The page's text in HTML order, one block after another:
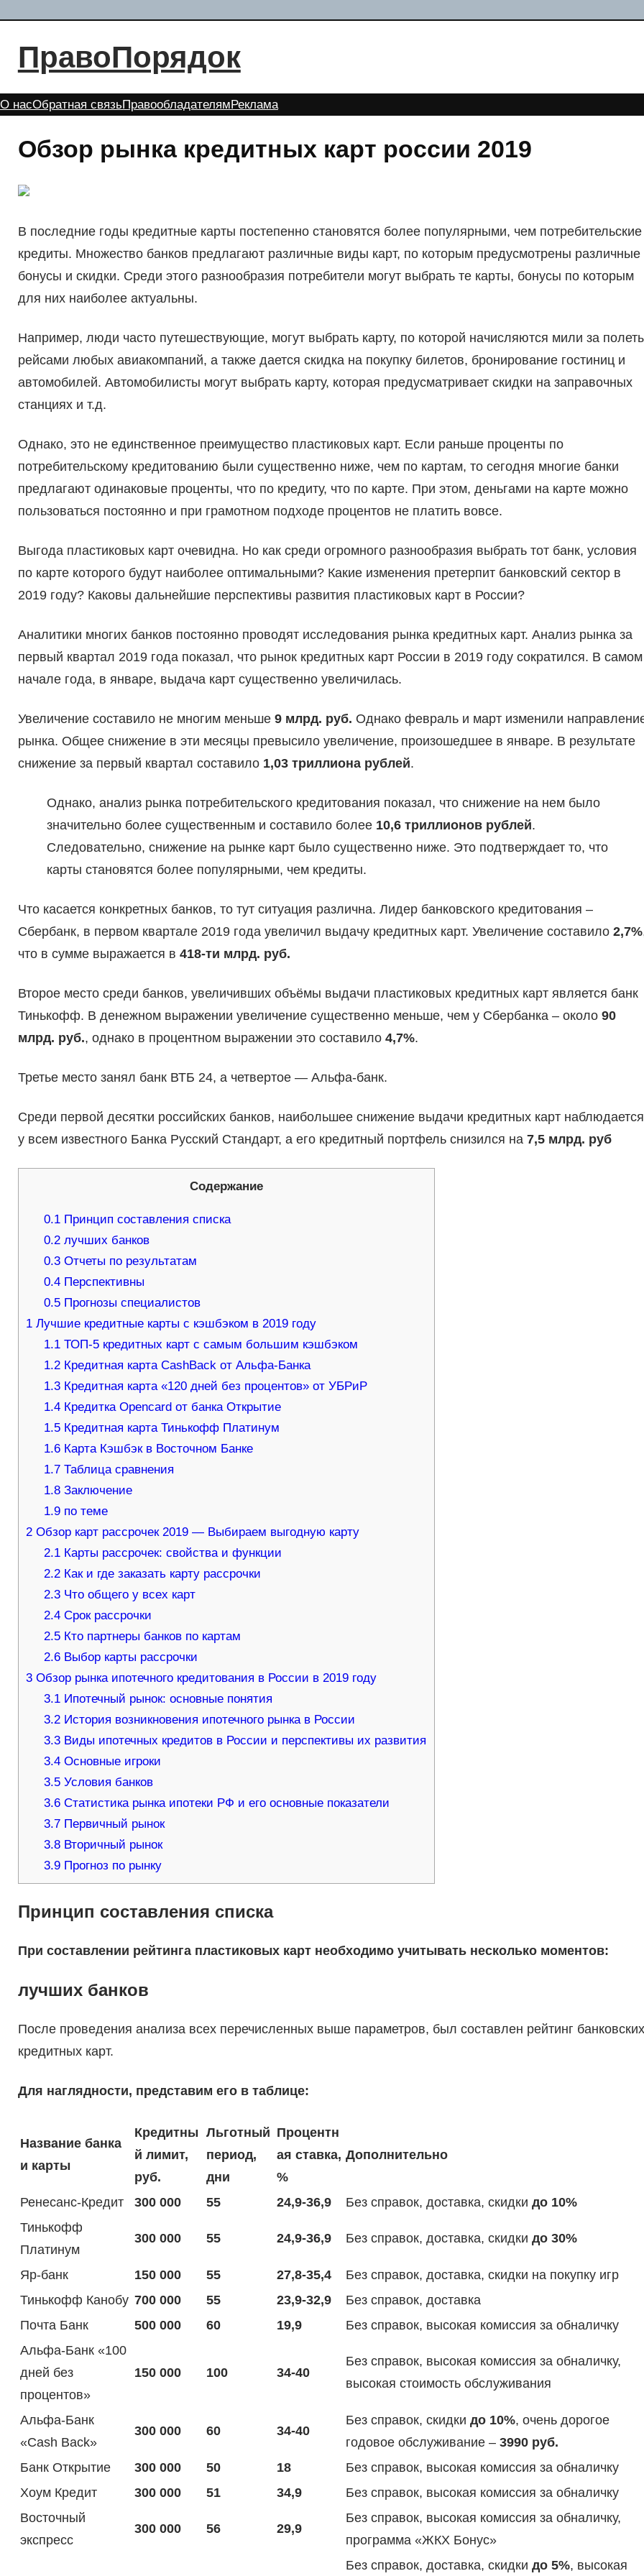
содержимому
ПравоПорядок
О насОбратная связьПравообладателям Реклама
Обзор рынка кредитных карт россии 2019
В последние годы кредитные карты постепенно становятся более популярными, чем потребительские
кредиты. Множество банков предлагают различные виды карт, по которым предусмотрены различные
бонусы и скидки. Среди этого разнообразия потребители могут выбрать те карты, бонусы по которым
для них наиболее актуальны.
Например, люди часто путешествующие, могут выбрать карту, по которой начисляются мили за
рейсами любых авиакомпаний, а также дается скидка на покупку билетов, бронирование гостиниц и
автомобилей. Автомобилисты могут выбрать карту, которая предусматривает скидки на заправочных
станциях и т.д.
Однако, это не единственное преимущество пластиковых карт. Если раньше проценты по
потребительскому кредитованию были существенно ниже, чем по картам, то сегодня многие банки
предлагают одинаковые проценты, что по кредиту, что по карте. При этом, деньгами на карте можно
пользоваться постоянно и при грамотном подходе процентов не платить вовсе.
Выгода пластиковых карт очевидна. Но как среди огромного разнообразия выбрать тот банк, условия
по карте которого будут наиболее оптимальными? Какие изменения претерпит банковский сектор в
2019 году? Каковы дальнейшие перспективы развития пластиковых карт в России?
Аналитики многих банков постоянно проводят исследования рынка кредитных карт. Анализ рынка за
первый квартал 2019 года показал, что рынок кредитных карт России в 2019 году сократился. В самом
начале года, в январе, выдача карт существенно увеличилась.
Увеличение составило не многим меньше 9 млрд. руб. Однако февраль и март изменили
рынка. Общее снижение в эти месяцы превысило увеличение, произошедшее в январе. В результате
снижение за первый квартал составило 1,03 триллиона рублей.
Однако, анализ рынка потребительского кредитования показал, что снижение на нем было
значительно более существенным и составило более 10,6 триллионов рублей.
Следовательно, снижение на рынке карт было существенно ниже. Это подтверждает то, что
карты становятся более популярными, чем кредиты.
Что касается конкретных банков, то тут ситуация различна. Лидер банковского кредитования –
Сбербанк, в первом квартале 2019 года увеличил выдачу кредитных карт. Увеличение составило 2,7%
что в сумме выражается в 418-ти млрд. руб.
Второе место среди банков, увеличивших объёмы выдачи пластиковых кредитных карт является банк
Тинькофф. В денежном выражении увеличение существенно меньше, чем у Сбербанка – около 90
млрд. руб., однако в процентном выражении это составило 4,7%.
Третье место занял банк ВТБ 24, а четвертое — Альфа-банк.
Среди первой десятки российских банков, наибольшее снижение выдачи кредитных карт наблюдается
у всем известного Банка Русский Стандарт, а его кредитный портфель снизился на 7,5 млрд. руб
Содержание
0.1 Принцип составления списка
0.2 лучших банков
0.3 Отчеты по результатам
0.4 Перспективны
0.5 Прогнозы специалистов
1Лучшие кредитные карты с кэшбэком в 2019 году
1.1 ТОП-5 кредитных карт с самым большим кэшбэком
1.2 Кредитная карта CashBack от Альфа-Банка
1.3 Кредитная карта «120 дней без процентов» от УБРиР
1.4 Кредитка Opencard от банка Открытие
1.5 Кредитная карта Тинькофф Платинум
1.6 Карта Кэшбэк в Восточном Банке
1.7 Таблица сравнения
1.8 Заключение
1.9 по теме
2Обзор карт рассрочек 2019 — Выбираем выгодную карту
2.1 Карты рассрочек: свойства и функции
2.2 Как и где заказать карту рассрочки
2.3 Что общего у всех карт
2.4 Срок рассрочки
2.5 Кто партнеры банков по картам
2.6 Выбор карты рассрочки
3Обзор рынка ипотечного кредитования в России в 2019 году
3.1 Ипотечный рынок: основные понятия
3.2 История возникновения ипотечного рынка в России
3.3 Виды ипотечных кредитов в России и перспективы их развития
3.4 Основные игроки
3.5 Условия банков
3.6 Статистика рынка ипотеки РФ и его основные показатели
3.7 Первичный рынок
3.8 Вторичный рынок
3.9 Прогноз по рынку
Принцип составления списка
При составлении рейтинга пластиковых карт необходимо учитывать несколько моментов:
лучших банков
После проведения анализа всех перечисленных выше параметров, был составлен рейтинг банковских
кредитных карт.
Для наглядности, представим его в таблице:
Название банка
и карты
Кредитны
й лимит,
руб.
Льготный
период,
дни
Процентн
ая ставка,
%
Дополнительно
Ренесанс-Кредит 300 000 55 24,9-36,9 Без справок, доставка, скидки до 10%
Тинькофф
Платинум
300 000 55 24,9-36,9 Без справок, доставка, скидки до 30%
Яр-банк 150 000 55 27,8-35,4
Без справок, доставка, скидки на покупку игр
Тинькофф Канобу 700 000 55 23,9-32,9
Без справок, доставка
Почта Банк
500 000 60 19,9
Без справок, высокая комиссия за обналичку
Альфа-Банк «100
дней без
процентов»
150 000 100 34-40
Без справок, высокая комиссия за обналичку,
высокая стоимость обслуживания
Альфа-Банк
«Cash Back»
300 000 60 34-40
Без справок, скидки до 10%, очень дорогое
годовое обслуживание – 3990 руб.
Банк Открытие
300 000 50 18
Без справок, высокая комиссия за обналичку
Хоум Кредит
300 000 51 34,9
Без справок, высокая комиссия за обналичку
Восточный
экспресс
300 000 56 29,9
Без справок, высокая комиссия за обналичку,
программа «ЖКХ Бонус»
Без справок, доставка, скидки до 5%, высокая